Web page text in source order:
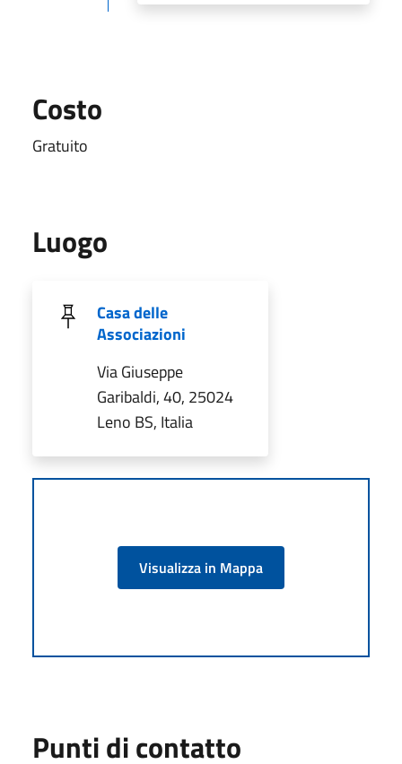
Costo
Gratuito
Luogo
Casa delle
Associazioni
Via Giuseppe
Garibaldi, 40, 25024
Leno BS, Italia
Visualizza in Mappa
Punti di contatto